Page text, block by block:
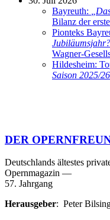
Bayreuth:
Bilanz der
Pionteks
Jubiläumsjahr?
Wagner-
Hildesheim:
Saison 2025/26
DER
Deutschlands ältestes
Opernmagazin —
57. Jahrgang
Herausgeber: Peter